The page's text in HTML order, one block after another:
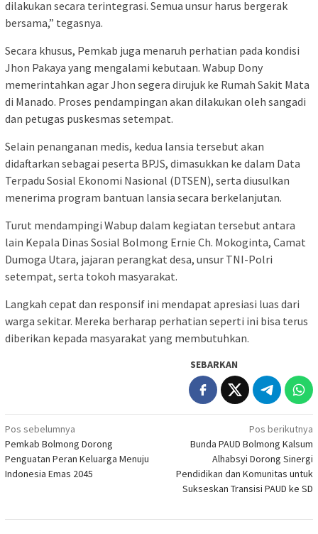
dilakukan secara terintegrasi. Semua unsur harus bergerak
bersama,” tegasnya.
Secara khusus, Pemkab juga menaruh perhatian pada kondisi
Jhon Pakaya yang mengalami kebutaan. Wabup Dony
memerintahkan agar Jhon segera dirujuk ke Rumah Sakit Mata
di Manado. Proses pendampingan akan dilakukan oleh sangadi
dan petugas puskesmas setempat.
Selain penanganan medis, kedua lansia tersebut akan
didaftarkan sebagai peserta BPJS, dimasukkan ke dalam Data
Terpadu Sosial Ekonomi Nasional (DTSEN), serta diusulkan
menerima program bantuan lansia secara berkelanjutan.
Turut mendampingi Wabup dalam kegiatan tersebut antara
lain Kepala Dinas Sosial Bolmong Ernie Ch. Mokoginta, Camat
Dumoga Utara, jajaran perangkat desa, unsur TNI-Polri
setempat, serta tokoh masyarakat.
Langkah cepat dan responsif ini mendapat apresiasi luas dari
warga sekitar. Mereka berharap perhatian seperti ini bisa terus
diberikan kepada masyarakat yang membutuhkan.
SEBARKAN
Navigasi
pos
Pos sebelumnya
Pemkab Bolmong Dorong
Penguatan Peran Keluarga Menuju
Indonesia Emas 2045
Pos berikutnya
Bunda PAUD Bolmong Kalsum
Alhabsyi Dorong Sinergi
Pendidikan dan Komunitas untuk
Sukseskan Transisi PAUD ke SD